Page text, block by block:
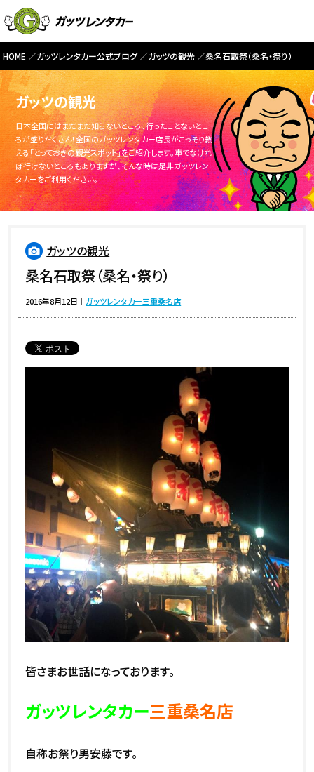
HOME ガッツレンタカー公式ブログ ガッツの観光 桑名石取祭（桑名・祭り）
ガッツの観光
日本全国にはまだまだ知らないところ、行ったことないとこ
ろが盛りだくさん！全国のガッツレンタカー店長がこっそり教
える「とっておきの観光スポット」をご紹介します。車でなけれ
ば行けないところもありますが、そんな時は是非ガッツレン
タカーをご利用ください。
ガッツの観光
桑名石取祭（桑名・祭り）
2016年8月12日 ｜ガッツレンタカー三重桑名店
皆さまお世話になっております。
ガッツレンタカー三重桑名店
自称お祭り男安藤です。